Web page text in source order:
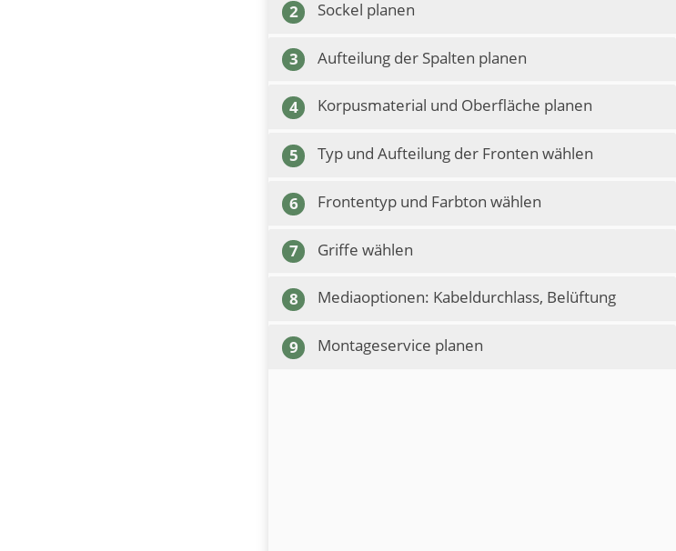
2 Sockel planen
3 Aufteilung der Spalten planen
4 Korpusmaterial und Oberfläche planen
5 Typ und Aufteilung der Fronten wählen
6 Frontentyp und Farbton wählen
7 Griffe wählen
8 Mediaoptionen: Kabeldurchlass, Belüftung
9 Montageservice planen